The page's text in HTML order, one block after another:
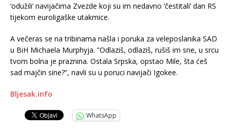
‘odužili’ navijačima Zvezde koji su im nedavno ‘čestitali’ dan RS
tijekom euroligaške utakmice.
A večeras se na tribinama našla i poruka za veleposlanika SAD
u BiH Michaela Murphyja. ”Odlaziš, odlaziš, rušiš im sne, u srcu
tvom bolna je praznina. Ostala Srpska, opstao Mile, šta ćeš
sad majčin sine?”, navli su u poruci navijači Igokee.
Bljesak.info
WhatsApp